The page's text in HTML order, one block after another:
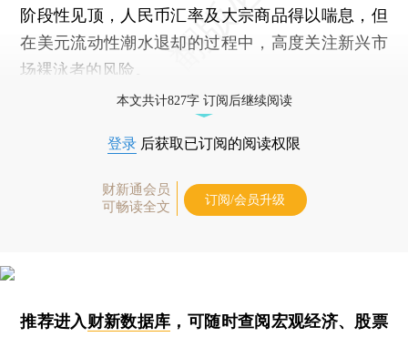
阶段性见顶，人民币汇率及大宗商品得以喘息，但
在美元流动性潮水退却的过程中，高度关注新兴市
场裸泳者的风险。
本文共计827字 订阅后继续阅读
登录 后获取已订阅的阅读权限
财新通会员
可畅读全文
订阅/会员升级
推荐进入财新数据库 ，可随时查阅宏观经济、股票